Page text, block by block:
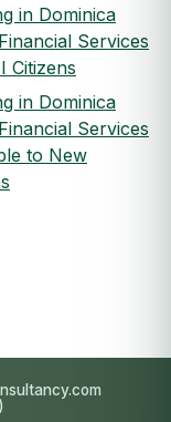
in Dominica
Services
Citizens
in Dominica
Services
to New